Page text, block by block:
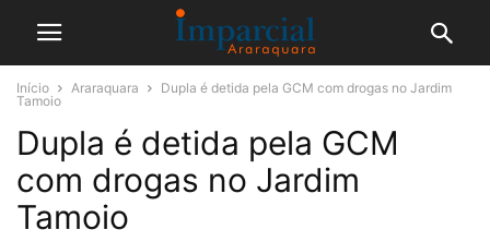
Início Araraquara
Dupla é detida pela GCM com drogas no Jardim
Tamoio
Dupla é detida pela GCM
com drogas no Jardim
Tamoio